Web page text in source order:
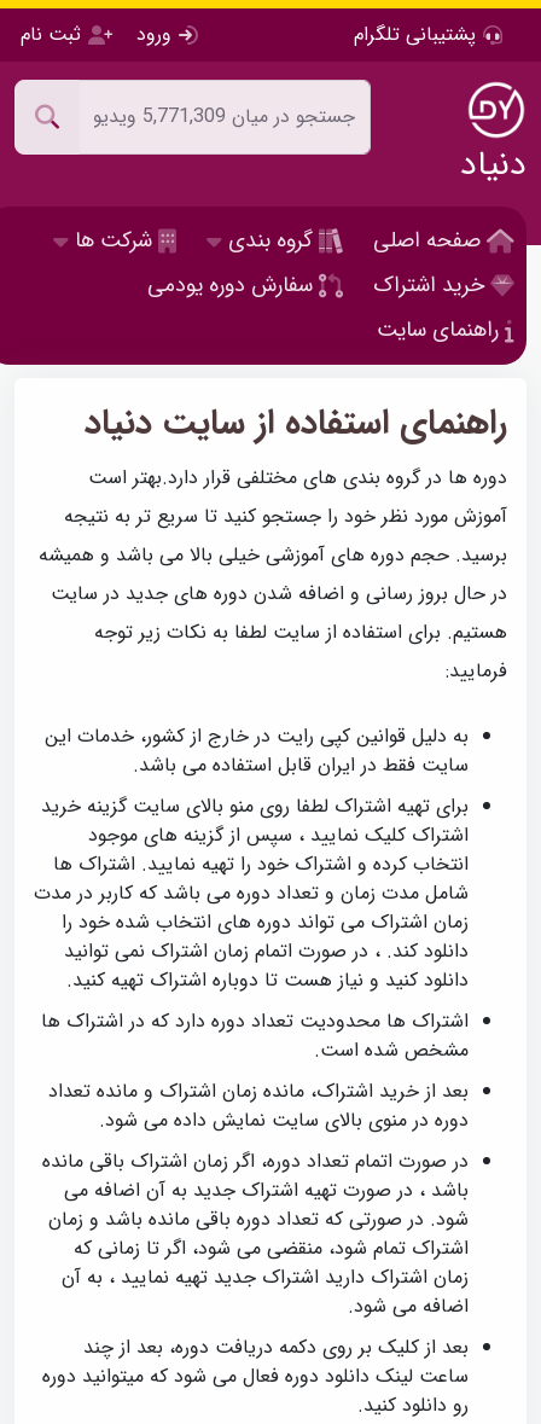
پشتیبانی تلگرام ورود ثبت نام
دنیاد
صفحه اصلی گروه بندی
شرکت ها
خرید اشتراک
سفارش دوره یودمی
راهنمای سایت
راهنمای استفاده از سایت دنیاد
دوره ها در گروه بندی های مختلفی قرار دارد.بهتر است
آموزش مورد نظر خود را جستجو کنید تا سریع تر به نتیجه
برسید. حجم دوره های آموزشی خیلی بالا می باشد و همیشه
در حال بروز رسانی و اضافه شدن دوره های جدید در سایت
هستیم. برای استفاده از سایت لطفا به نکات زیر توجه
فرمایید:
به دلیل قوانین کپی رایت در خارج از کشور، خدمات این
سایت فقط در ایران قابل استفاده می باشد.
برای تهیه اشتراک لطفا روی منو بالای سایت گزینه خرید
اشتراک کلیک نمایید ، سپس از گزینه های موجود
انتخاب کرده و اشتراک خود را تهیه نمایید. اشتراک ها
شامل مدت زمان و تعداد دوره می باشد که کاربر در مدت
زمان اشتراک می تواند دوره های انتخاب شده خود را
دانلود کند. ، در صورت اتمام زمان اشتراک نمی توانید
دانلود کنید و نیاز هست تا دوباره اشتراک تهیه کنید.
اشتراک ها محدودیت تعداد دوره دارد که در اشتراک ها
مشخص شده است.
بعد از خرید اشتراک، مانده زمان اشتراک و مانده تعداد
دوره در منوی بالای سایت نمایش داده می شود.
در صورت اتمام تعداد دوره، اگر زمان اشتراک باقی مانده
باشد ، در صورت تهیه اشتراک جدید به آن اضافه می
شود. در صورتی که تعداد دوره باقی مانده باشد و زمان
اشتراک تمام شود، منقضی می شود، اگر تا زمانی که
زمان اشتراک دارید اشتراک جدید تهیه نمایید ، به آن
اضافه می شود.
بعد از کلیک بر روی دکمه دریافت دوره، بعد از چند
ساعت لینک دانلود دوره فعال می شود که میتوانید دوره
رو دانلود کنید.